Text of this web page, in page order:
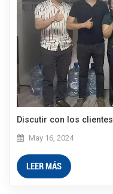
Discutir con los clientes
May 16, 2024
LEER MÁS